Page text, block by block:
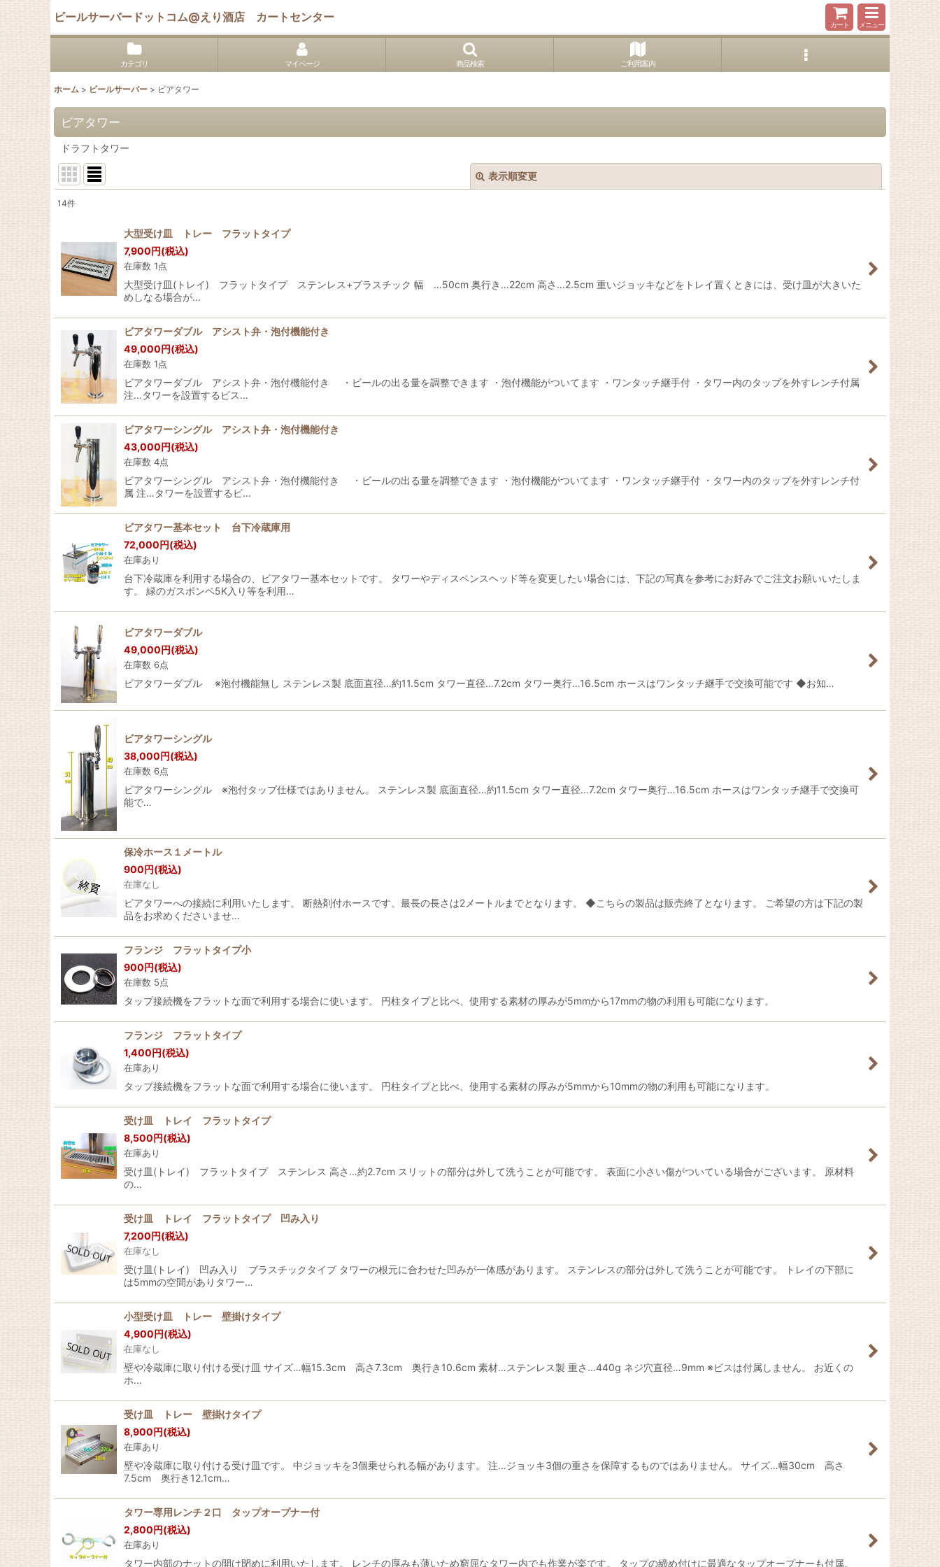
ビールサーバードットコム@えり酒店 カートセンター
カート メニュー
カテゴリ マイページ 商品検索 ご利用案内
ホーム > ビールサーバー > ビアタワー
ビアタワー
ドラフトタワー
表示順変更
並び順
絞り込む
14件
大型受け皿 トレー フラットタイプ
7,900円(税込)
在庫数 1点
大型受け皿(トレイ) フラットタイプ ステンレス+プラスチック 幅 …50cm 奥行き…22cm 高さ…2.5cm 重いジョッキなどをトレイ置くときには、受け皿が大きいた
めしなる場合が…
ビアタワーダブル アシスト弁・泡付機能付き
49,000円(税込)
在庫数 1点
ビアタワーダブル アシスト弁・泡付機能付き ・ビールの出る量を調整できます ・泡付機能がついてます ・ワンタッチ継手付 ・タワー内のタップを外すレンチ付属
注…タワーを設置するビス…
ビアタワーシングル アシスト弁・泡付機能付き
43,000円(税込)
在庫数 4点
ビアタワーシングル アシスト弁・泡付機能付き ・ビールの出る量を調整できます ・泡付機能がついてます ・ワンタッチ継手付 ・タワー内のタップを外すレンチ付
属 注…タワーを設置するビ…
ビアタワー基本セット 台下冷蔵庫用
72,000円(税込)
在庫あり
台下冷蔵庫を利用する場合の、ビアタワー基本セットです。 タワーやディスペンスヘッド等を変更したい場合には、下記の写真を参考にお好みでご注文お願いいたしま
す。 緑のガスボンベ5K入り等を利用…
ビアタワーダブル
49,000円(税込)
在庫数 6点
ビアタワーダブル ※泡付機能無し ステンレス製 底面直径…約11.5cm タワー直径…7.2cm タワー奥行…16.5cm ホースはワンタッチ継手で交換可能です ◆お知…
ビアタワーシングル
38,000円(税込)
在庫数 6点
ビアタワーシングル ※泡付タップ仕様ではありません。 ステンレス製 底面直径…約11.5cm タワー直径…7.2cm タワー奥行…16.5cm ホースはワンタッチ継手で交換可
能で…
保冷ホース１メートル
900円(税込)
在庫なし
ビアタワーへの接続に利用いたします。 断熱剤付ホースです。最長の長さは2メートルまでとなります。 ◆こちらの製品は販売終了となります。 ご希望の方は下記の製
品をお求めくださいませ…
フランジ フラットタイプ小
900円(税込)
在庫数 5点
タップ接続機をフラットな面で利用する場合に使います。 円柱タイプと比べ、使用する素材の厚みが5mmから17mmの物の利用も可能になります。
フランジ フラットタイプ
1,400円(税込)
在庫あり
タップ接続機をフラットな面で利用する場合に使います。 円柱タイプと比べ、使用する素材の厚みが5mmから10mmの物の利用も可能になります。
受け皿 トレイ フラットタイプ
8,500円(税込)
在庫あり
受け皿(トレイ) フラットタイプ ステンレス 高さ…約2.7cm スリットの部分は外して洗うことが可能です。 表面に小さい傷がついている場合がございます。 原材料
の…
受け皿 トレイ フラットタイプ 凹み入り
7,200円(税込)
在庫なし
受け皿(トレイ) 凹み入り プラスチックタイプ タワーの根元に合わせた凹みが一体感があります。 ステンレスの部分は外して洗うことが可能です。 トレイの下部に
は5mmの空間がありタワー…
小型受け皿 トレー 壁掛けタイプ
4,900円(税込)
在庫なし
壁や冷蔵庫に取り付ける受け皿 サイズ…幅15.3cm 高さ7.3cm 奥行き10.6cm 素材…ステンレス製 重さ…440g ネジ穴直径…9mm ※ビスは付属しません。 お近くの
ホ…
受け皿 トレー 壁掛けタイプ
8,900円(税込)
在庫あり
壁や冷蔵庫に取り付ける受け皿です。 中ジョッキを3個乗せられる幅があります。 注…ジョッキ3個の重さを保障するものではありません。 サイズ…幅30cm 高さ
7.5cm 奥行き12.1cm…
タワー専用レンチ２口 タップオープナー付
2,800円(税込)
在庫あり
タワー内部のナットの開け閉めに利用いたします。 レンチの厚みも薄いため窮屈なタワー内でも作業が楽です。 タップの締め付けに最適なタップオープナーも付属。